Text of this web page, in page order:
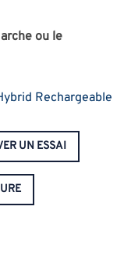
ou le
Rechargeable
UN ESSAI